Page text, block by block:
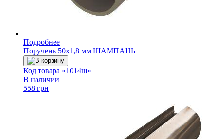
Подробнее
Поручень 50х1,8 мм ШАМПАНЬ
В корзину
Код товара «1014ш»
В наличии
558 грн